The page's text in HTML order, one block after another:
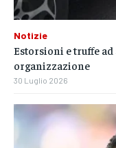
Notizie
Estorsioni e truffe
organizzazione
30 Luglio 2026